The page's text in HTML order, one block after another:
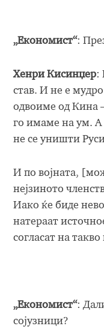
„Економист“:
Хенри Кисинџер:
став. И не е
одвоиме од Кина
го имаме на ум. А
не се уништи
И по војната,
нејзиното
Иако ќе биде
натераат
согласат на
„Економист“:
сојузници?